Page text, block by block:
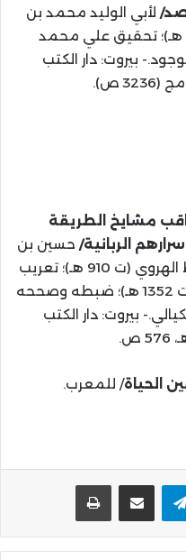
لأبي الوليد محمد بن
أحمد بن رشد الحفيد (ت 595 هـ)؛ تحقيق علي محمد
بيروت: دار الكتب
مشايخ الطريقة
الربانية/ حسين بن
علي الكاشفي، المعروف بالواعظ الهروي (ت 910 هـ)؛ تعريب
محمد مراد بن عبدالله القازاني (ت 1352 هـ)؛ ضبطه وصححه
بيروت: دار الكتب
الحياة/ للمعرب.
تيلقرام مشاركة عبر البريد